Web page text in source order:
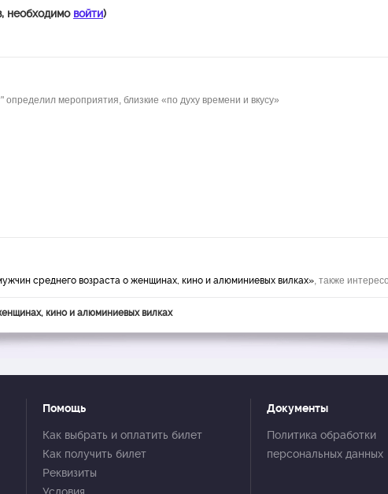
необходимо войти)
мероприятия, близкие «по духу времени и вкусу»
среднего возраста о женщинах, кино и алюминиевых вилках», также
кино и алюминиевых вилках
Помощь
Как выбрать и оплатить билет
Как получить билет
Реквизиты
Документы
Политика обработки
персональных данных